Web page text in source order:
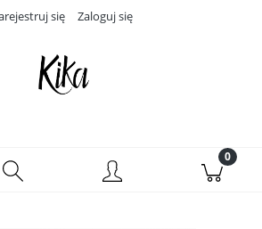
się Zaloguj się